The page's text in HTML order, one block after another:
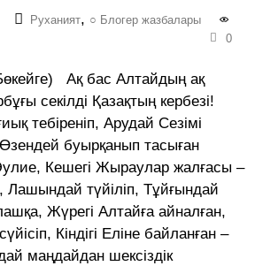
Руханият, ○ Блогер жазбалары
0
Ақ бас Алтайдың ақ
секілді Қазақтың кербезі!
тебіреніп, Арудай Сезімі
Өзендей буырқанып тасыған
Кешегі Жыраулар жалғасы –
Лашындай түйіліп, Тұйғындай
Жүрегі Алтайға айналған,
Кіндігі Еліне байланған –
маңдайдан шексіздік